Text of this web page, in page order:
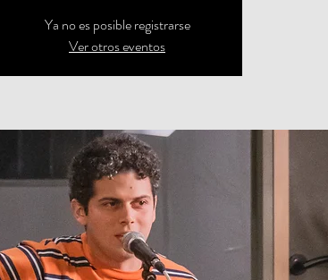
Ya no es posible registrarse
Ver otros eventos